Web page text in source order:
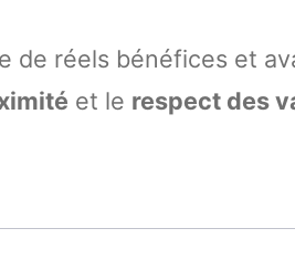
de réels bénéfices et
et le respect des